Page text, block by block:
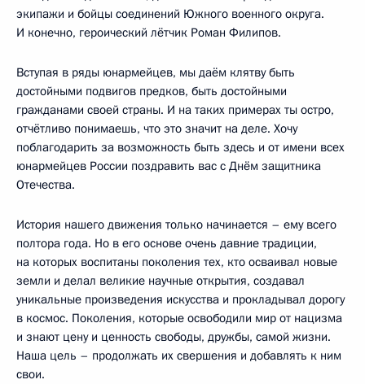
экипажи и бойцы соединений Южного военного округа.
И конечно, героический лётчик Роман Филипов.
Вступая в ряды юнармейцев, мы даём клятву быть
достойными подвигов предков, быть достойными
гражданами своей страны. И на таких примерах ты остро,
отчётливо понимаешь, что это значит на деле. Хочу
поблагодарить за возможность быть здесь и от имени всех
юнармейцев России поздравить вас с Днём защитника
Отечества.
История нашего движения только начинается – ему всего
полтора года. Но в его основе очень давние традиции,
на которых воспитаны поколения тех, кто осваивал новые
земли и делал великие научные открытия, создавал
уникальные произведения искусства и прокладывал дорогу
в космос. Поколения, которые освободили мир от нацизма
и знают цену и ценность свободы, дружбы, самой жизни.
Наша цель – продолжать их свершения и добавлять к ним
свои.